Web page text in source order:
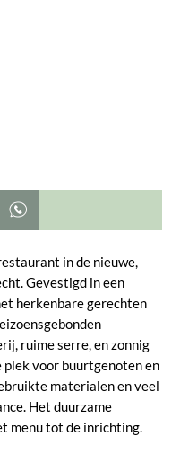
op pinterest
in de nieuwe,
Gevestigd in een
herkenbare gerechten
ruime serre, en zonnig
voor buurtgenoten en
materialen en veel
Het duurzame
menu tot de inrichting.